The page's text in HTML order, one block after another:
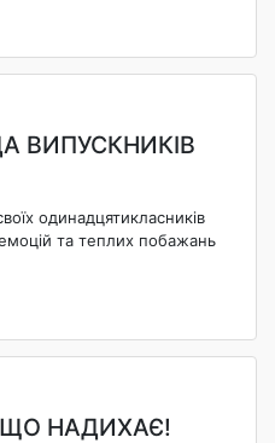
ВИПУСКНИКІВ
одинадцятикласників
та теплих побажань
ЩО НАДИХАЄ!